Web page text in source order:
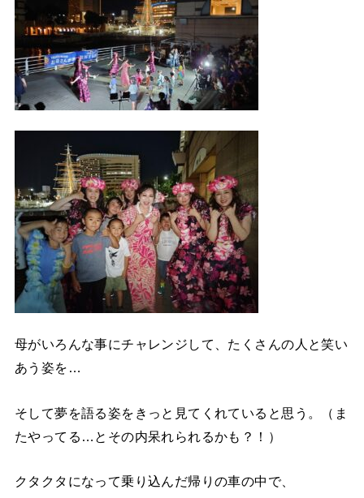
母がいろんな事にチャレンジして、たくさんの人と笑い
あう姿を…
そして夢を語る姿をきっと見てくれていると思う。（ま
たやってる…とその内呆れられるかも？！）
クタクタになって乗り込んだ帰りの車の中で、